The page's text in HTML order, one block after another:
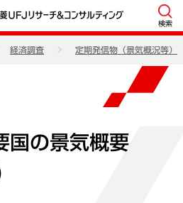
検索
経済調査 定期発信物（景気概況等）
国の景気概要